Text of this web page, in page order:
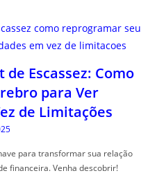
Escassez: Como
para Ver
de Limitações
para transformar sua relação
financeira. Venha descobrir!